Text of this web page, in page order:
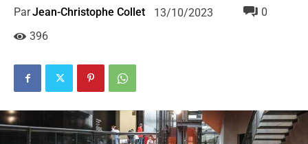
ParJean-Christophe Collet 13/10/2023
0
396